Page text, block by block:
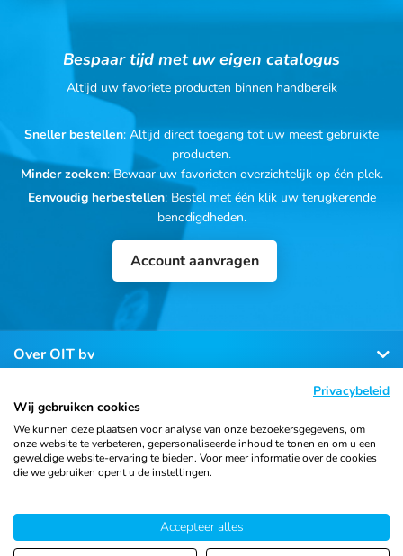
Bespaar tijd met uw eigen catalogus
Altijd uw favoriete producten binnen handbereik
Sneller bestellen: Altijd direct toegang tot uw meest gebruikte
producten.
Minder zoeken: Bewaar uw favorieten overzichtelijk op één plek.
Eenvoudig herbestellen: Bestel met één klik uw terugkerende
benodigdheden.
Account aanvragen
Over OIT bv
Klantenservice
Contact
& Trading B.V.
Algemene voorwaarden
verklaring
Cookiebeleid Sitemap
Privacybeleid
Wij gebruiken cookies
We kunnen deze plaatsen voor analyse van onze bezoekersgegevens, om
onze website te verbeteren, gepersonaliseerde inhoud te tonen en om u een
geweldige website-ervaring te bieden. Voor meer informatie over de cookies
die we gebruiken opent u de instellingen.
Accepteer alles